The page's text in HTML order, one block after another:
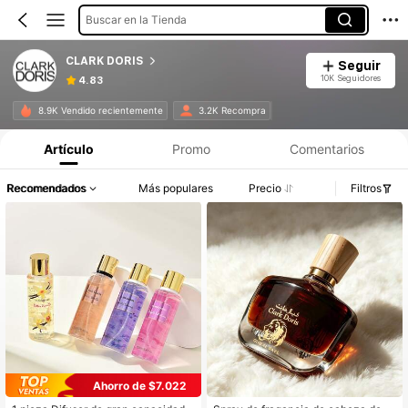
Buscar en la Tienda
CLARK DORIS
4.83
Seguir
10K Seguidores
8.9K Vendido recientemente 3.2K Recompra
Artículo Promo Comentarios
Recomendados Más populares Precio Filtros
Ahorro de $7.022